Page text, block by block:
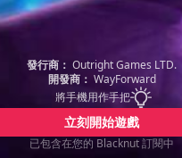
發行商： Outright Games LTD.
開發商： WayForward
將手機用作手把
立刻開始遊戲
已包含在您的 Blacknut 訂閱中